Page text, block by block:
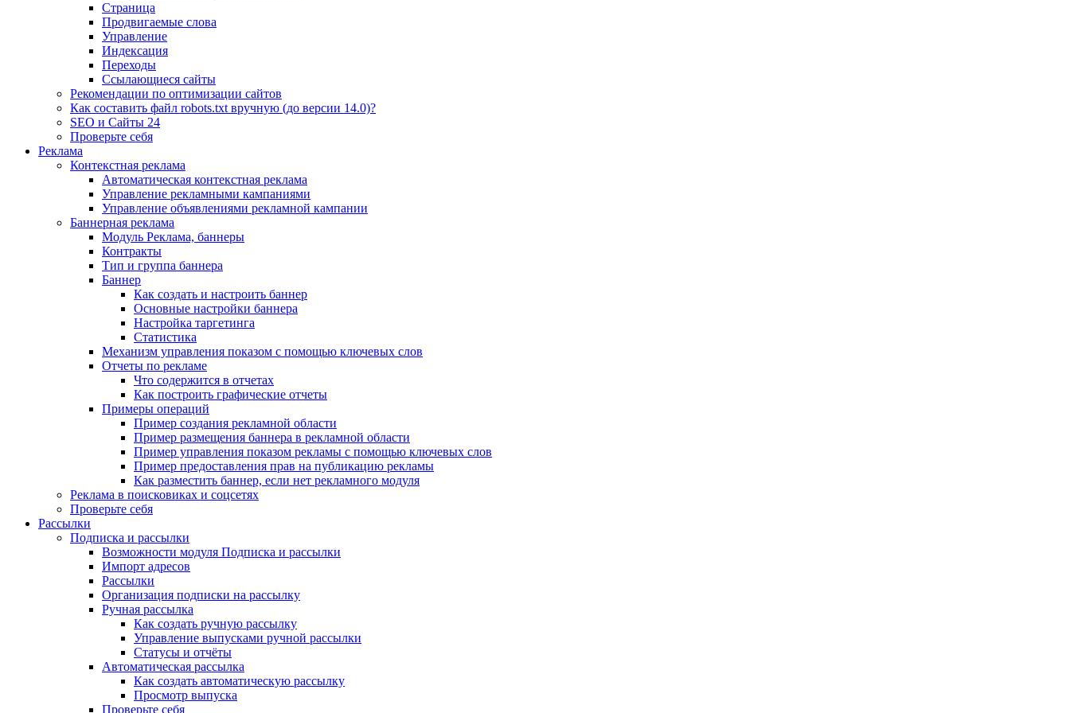
Страница
Продвигаемые слова
Управление
Индексация
Переходы
Ссылающиеся сайты
Рекомендации по оптимизации сайтов
Как составить файл robots.txt вручную (до версии 14.0)?
SEO и Сайты 24
Проверьте себя
Реклама
Контекстная реклама
Автоматическая контекстная реклама
Управление рекламными кампаниями
Управление объявлениями рекламной кампании
Баннерная реклама
Модуль Реклама, баннеры
Контракты
Тип и группа баннера
Баннер
Как создать и настроить баннер
Основные настройки баннера
Настройка таргетинга
Статистика
Механизм управления показом с помощью ключевых слов
Отчеты по рекламе
Что содержится в отчетах
Как построить графические отчеты
Примеры операций
Пример создания рекламной области
Пример размещения баннера в рекламной области
Пример управления показом рекламы с помощью ключевых слов
Пример предоставления прав на публикацию рекламы
Как разместить баннер, если нет рекламного модуля
Реклама в поисковиках и соцсетях
Проверьте себя
Рассылки
Подписка и рассылки
Возможности модуля Подписка и рассылки
Импорт адресов
Рассылки
Организация подписки на рассылку
Ручная рассылка
Как создать ручную рассылку
Управление выпусками ручной рассылки
Статусы и отчёты
Автоматическая рассылка
Как создать автоматическую рассылку
Просмотр выпуска
Проверьте себя